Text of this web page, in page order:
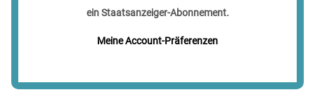
ein Staatsanzeiger-Abonnement.
Meine Account-Präferenzen